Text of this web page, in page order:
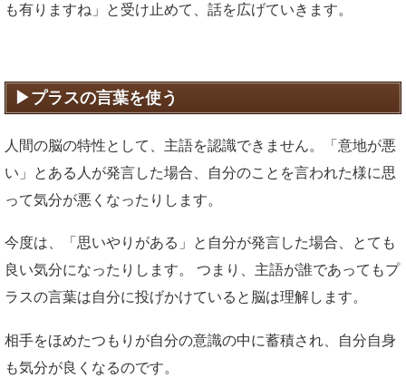
も有りますね」と受け止めて、話を広げていきます。
プラスの言葉を使う
人間の脳の特性として、主語を認識できません。「意地が悪
い」とある人が発言した場合、自分のことを言われた様に思
って気分が悪くなったりします。
今度は、「思いやりがある」と自分が発言した場合、とても
良い気分になったりします。 つまり、主語が誰であってもプ
ラスの言葉は自分に投げかけていると脳は理解します。
相手をほめたつもりが自分の意識の中に蓄積され、自分自身
も気分が良くなるのです。